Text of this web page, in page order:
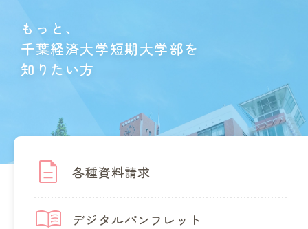
もっと、
千葉経済大学短期大学部を
知りたい方
各種資料請求
デジタルパンフレット